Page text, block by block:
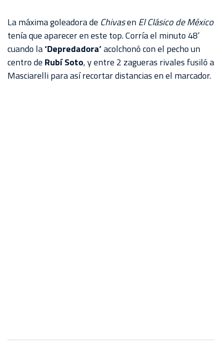
La máxima goleadora de ChivasenEl Clásico de México
tenía que aparecer en este top. Corría el minuto 48’
cuando la‘Depredadora’acolchonó con el pecho un
centro de Rubí Soto, y entre 2 zagueras rivales fusiló a
Masciarelli para así recortar distancias en el marcador.